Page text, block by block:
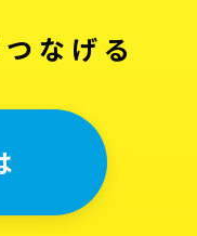
なげる